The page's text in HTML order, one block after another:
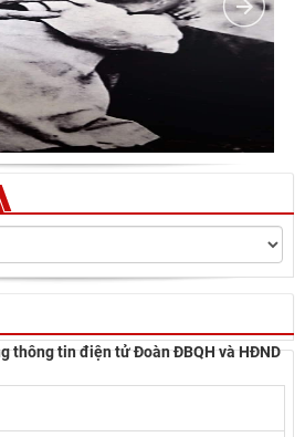
thông tin điện tử Đoàn ĐBQH và HĐND